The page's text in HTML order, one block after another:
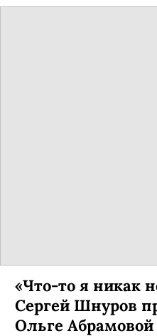
«Что-то я никак
Сергей Шнуров
Ольге Абрамовой